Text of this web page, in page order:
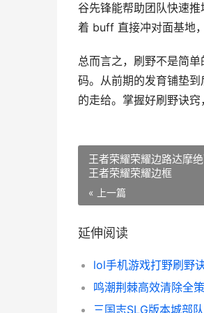
谷先锋能帮助团队快速
着 buff 直接冲对面基地
总而言之，刷野不是简
码。从前期的发育铺垫
的走给。掌握好刷野诀窍
王者荣耀荣耀边路达摩
王者荣耀荣耀边框
« 上一篇
延伸阅读
鸣潮荆棘高效清除全